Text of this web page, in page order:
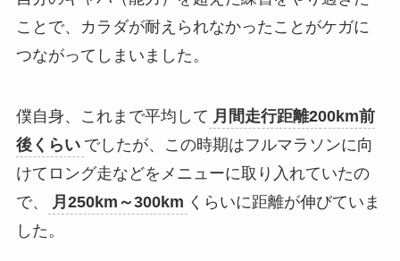
ことで、カラダが耐えられなかったことがケガに
つながってしまいました。
僕自身、これまで平均して 月間走行距離200km前
後くらい
でしたが、この時期はフルマラソンに向
けてロング走などをメニューに取り入れていたの
で、
月250km～300km
くらいに距離が伸びていま
した。